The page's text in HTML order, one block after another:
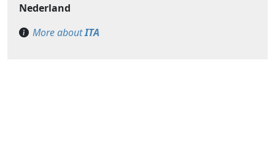
Nederland
More aboutITA